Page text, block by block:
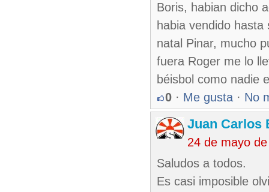
Boris, habian dicho
habia vendido
natal Pinar, mucho
fuera Roger me lo
béisbol como nadie
0 · Me gusta · No
Juan Carlos
24 de mayo
Saludos a todos.
Es casi imposible